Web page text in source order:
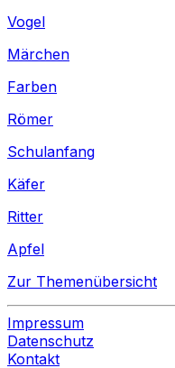
Vogel
Märchen
Farben
Römer
Schulanfang
Käfer
Ritter
Apfel
Zur Themenübersicht
Impressum
Datenschutz
Kontakt